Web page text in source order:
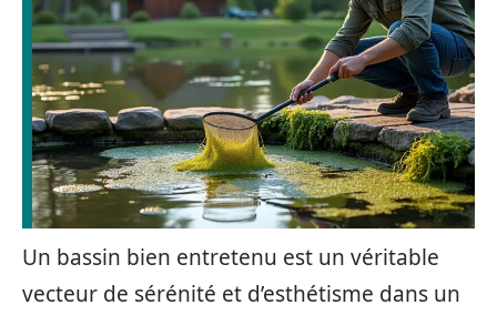
Un bassin bien entretenu est un véritable
vecteur de sérénité et d’esthétisme dans un